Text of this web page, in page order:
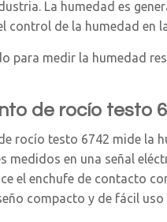
La humedad es
de la humedad en
medir la humedad
de rocío testo
rocío testo 6742 mide la
en una señal
el enchufe de contacto
compacto y de fácil